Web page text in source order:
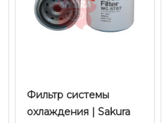
Фильтр системы
охлаждения | Sakura